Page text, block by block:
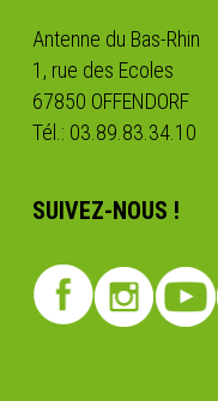
Antenne du Bas-Rhin
1, rue des Ecoles
67850 OFFENDORF
Tél.: 03.89.83.34.10
SUIVEZ-NOUS !